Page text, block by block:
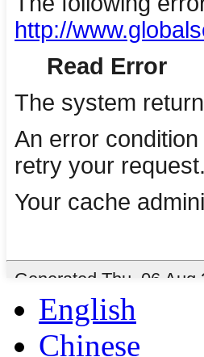
English
Chinese